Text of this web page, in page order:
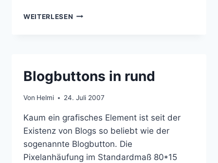
WEITERLESEN DER
Blogbuttons in rund
Von Helmi 24. Juli 2007
Kaum ein grafisches Element ist seit der
Existenz von Blogs so beliebt wie der
sogenannte Blogbutton. Die
Pixelanhäufung im Standardmaß 80*15